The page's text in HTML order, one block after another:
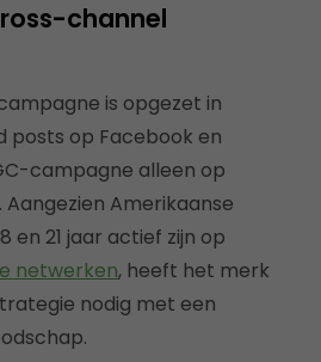
channel
is opgezet in
posts op Facebook en
campagne alleen op
Amerikaanse
en 21 jaar actief zijn op
netwerken, heeft het merk
nodig met een